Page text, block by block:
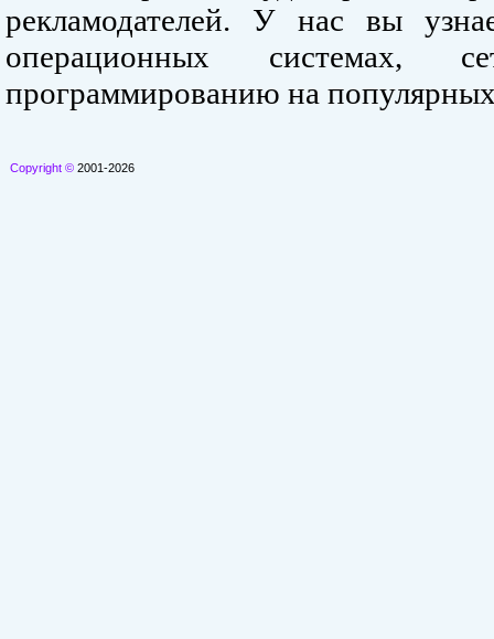
рекламодателей. У нас вы
операционных системах,
программированию на
Copyright © 2001-2026